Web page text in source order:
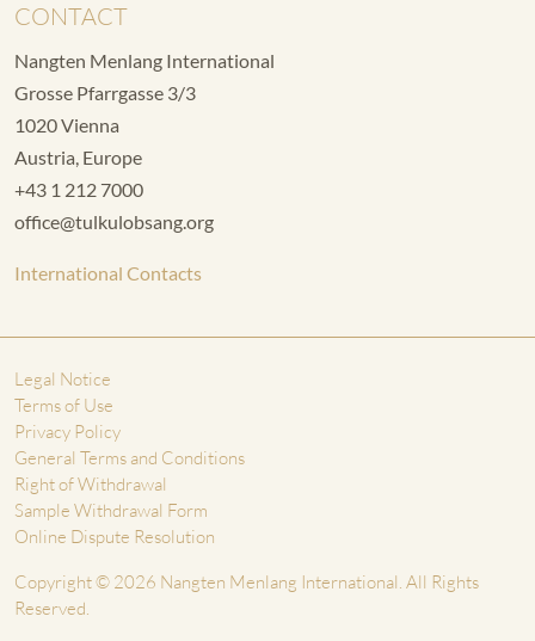
CONTACT
Nangten Menlang International
Grosse Pfarrgasse 3/3
1020 Vienna
Austria, Europe
+43 1 212 7000
office@tulkulobsang.org
International Contacts
Legal Notice
Terms of Use
Privacy Policy
General Terms and Conditions
Right of Withdrawal
Sample Withdrawal Form
Online Dispute Resolution
Copyright © 2026 Nangten Menlang International. All Rights
Reserved.